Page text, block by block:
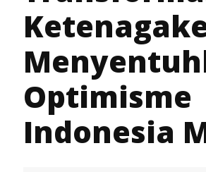
Optimisme
Indonesia